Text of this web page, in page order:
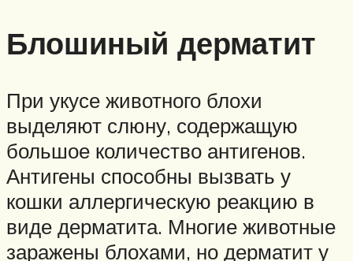
Блошиный дерматит
При укусе животного блохи
выделяют слюну, содержащую
большое количество антигенов.
Антигены способны вызвать у
кошки аллергическую реакцию в
виде дерматита. Многие животные
заражены блохами, но дерматит у